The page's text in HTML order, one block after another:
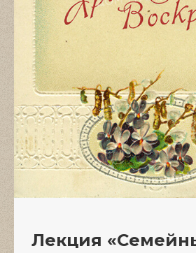
Лекция